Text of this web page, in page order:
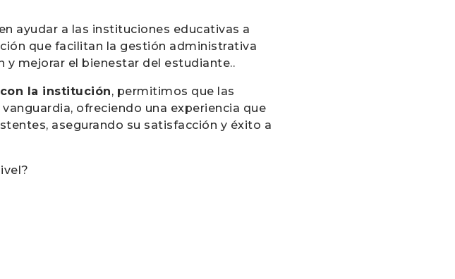
ayudar a las instituciones educativas a
que facilitan la gestión administrativa
y mejorar el bienestar del estudiante..
la institución, permitimos que las
ofreciendo una experiencia que
asegurando su satisfacción y éxito a